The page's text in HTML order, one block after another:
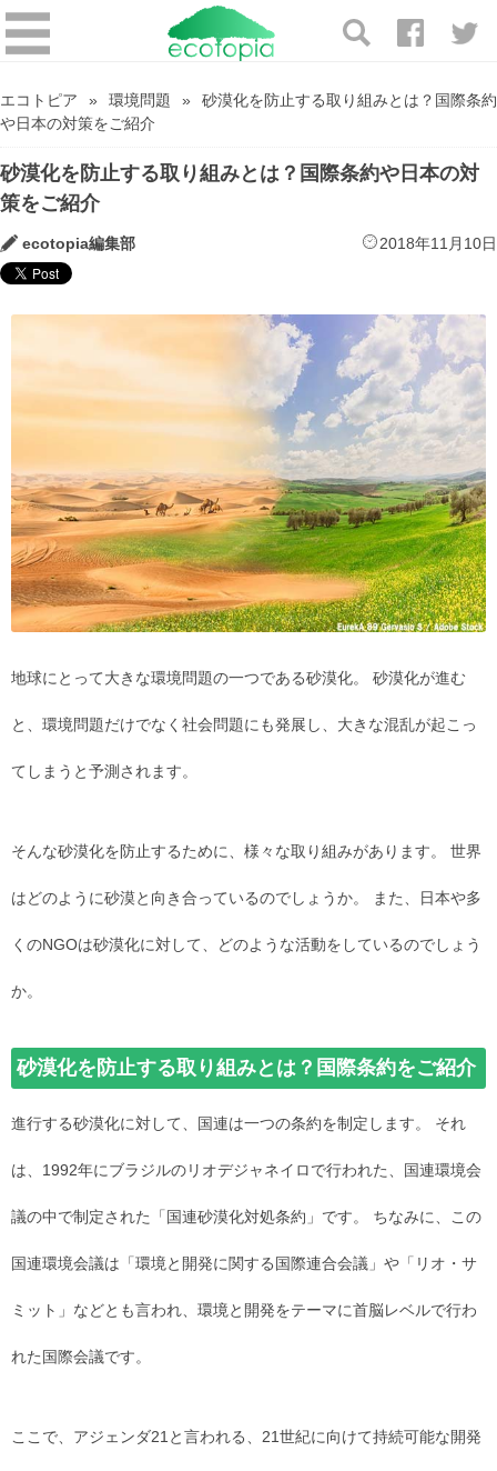
エコトピア 環境問題
砂漠化を防止する取り組みとは？国際条約
や日本の対策をご紹介
砂漠化を防止する取り組みとは？国際条約や日本の対
策をご紹介
ecotopia編集部 2018年11月10日
地球にとって大きな環境問題の一つである砂漠化。 砂漠化が進む
と、環境問題だけでなく社会問題にも発展し、大きな混乱が起こっ
てしまうと予測されます。
そんな砂漠化を防止するために、様々な取り組みがあります。 世界
はどのように砂漠と向き合っているのでしょうか。 また、日本や多
くのNGOは砂漠化に対して、どのような活動をしているのでしょう
か。
砂漠化を防止する取り組みとは？国際条約をご紹介
進行する砂漠化に対して、国連は一つの条約を制定します。 それ
は、1992年にブラジルのリオデジャネイロで行われた、国連環境会
議の中で制定された「国連砂漠化対処条約」です。 ちなみに、この
国連環境会議は「環境と開発に関する国際連合会議」や「リオ・サ
ミット」などとも言われ、環境と開発をテーマに首脳レベルで行わ
れた国際会議です。
ここで、アジェンダ21と言われる、21世紀に向けて持続可能な開発